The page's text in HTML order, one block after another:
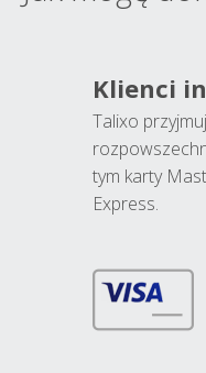
Klienci
Talixo
tym karty
Express.